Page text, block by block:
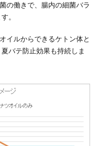
の働きで、腸内の細菌バラ
。
イルからできるケトン体と
バテ防止効果も持続しま